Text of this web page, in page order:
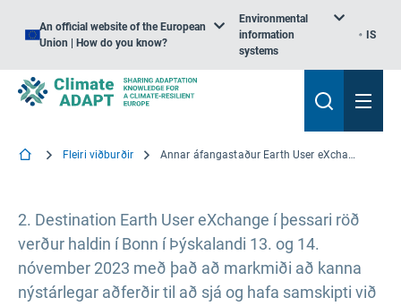
An official website of the European
Union | How do you know?
Environmental
information
systems
IS
Fleiri viðburðir Annar áfangastaður Earth User eXchange
2. Destination Earth User eXchange í þessari röð
verður haldin í Bonn í Þýskalandi 13. og 14.
nóvember 2023 með það að markmiði að kanna
nýstárlegar aðferðir til að sjá og hafa samskipti við